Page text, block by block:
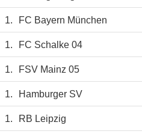
1. FC Bayern München
1. FC Schalke 04
1. FSV Mainz 05
1. Hamburger SV
1. RB Leipzig